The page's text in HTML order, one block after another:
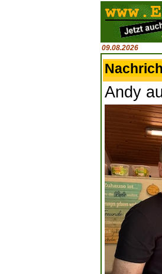
09.08.2026
Andy